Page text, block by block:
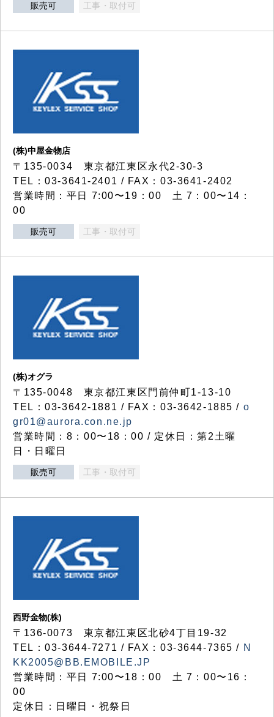
販売可 工事・取付可
(株)中屋金物店
〒135-0034 東京都江東区永代2-30-3
TEL：03-3641-2401 / FAX：03-3641-2402
営業時間：平日 7:00〜19：00 土 7：00〜14：
00
販売可 工事・取付可
(株)オグラ
〒135-0048 東京都江東区門前仲町1-13-10
TEL：03-3642-1881 / FAX：03-3642-1885 / o
gr01@aurora.con.ne.jp
営業時間：8：00〜18：00 / 定休日：第2土曜
日・日曜日
販売可 工事・取付可
西野金物(株)
〒136-0073 東京都江東区北砂4丁目19-32
TEL：03‐3644‐7271 / FAX：03-3644-7365 / N
KK2005@BB.EMOBILE.JP
営業時間：平日 7:00〜18：00 土 7：00〜16：
00
定休日：日曜日・祝祭日